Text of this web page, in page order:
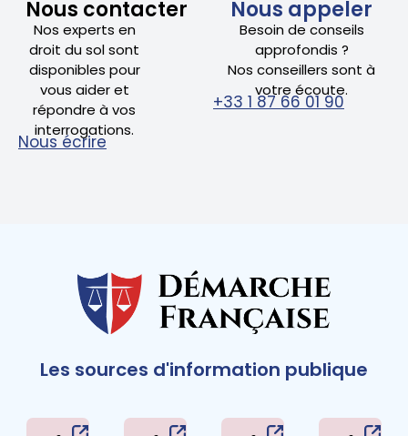
Nous contacter
Nos experts en
droit du sol sont
disponibles pour
vous aider et
répondre à vos
interrogations.
Nous écrire
Nous appeler
Besoin de conseils
approfondis ?
Nos conseillers sont à
votre écoute.
+33 1 87 66 01 90
Les sources d'information publique